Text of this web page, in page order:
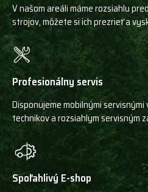
V našom areáli máme rozsiahlu
strojov, môžete si ich prezrieť a
Profesionálny servis
Disponujeme mobilnými
technikov a rozsiahlym servisným
Spoľahlivý E-shop